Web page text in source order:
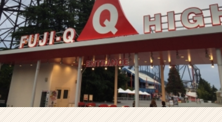
企
業
か
ら
ス
カ
ウ
ト
が
届
く